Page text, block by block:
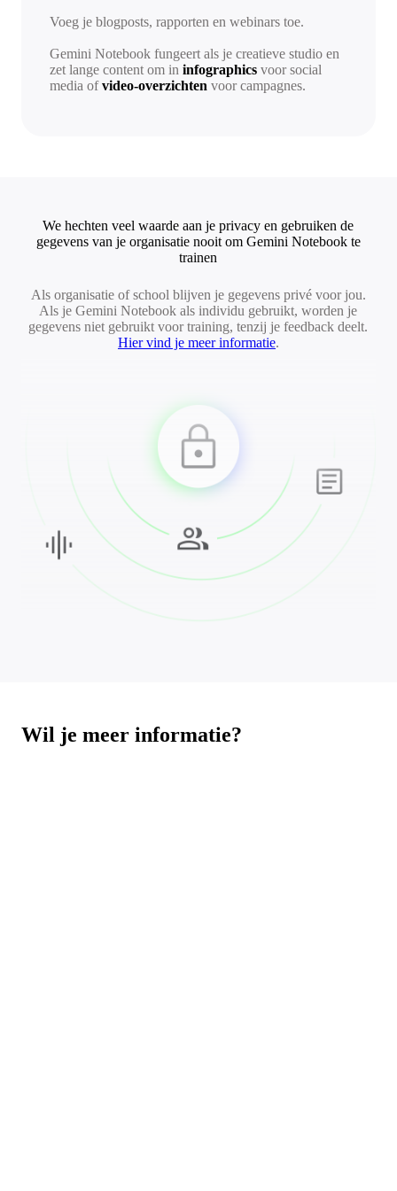
Voeg je blogposts, rapporten en webinars toe.
Gemini Notebook fungeert als je creatieve studio en
zet lange content om in infographics voor social
media ofvideo-overzichten voor campagnes.
We hechten veel waarde aan je privacy en gebruiken de
gegevens van je organisatie nooit om Gemini Notebook te
trainen
Als organisatie of school blijven je gegevens privé voor jou.
Als je Gemini Notebook als individu gebruikt, worden je
gegevens niet gebruikt voor training, tenzij je feedback deelt.
Hier vind je meer informatie.
Wil je meer informatie?